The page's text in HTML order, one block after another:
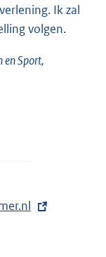
Ik zal
volgen.
en Sport,